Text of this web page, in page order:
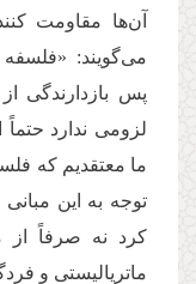
آن‌ها مقاومت
می‌گویند:
پس
لزومی ندارد حتماً
ما معتقدیم که
توجه به این
کرد نه صرفاً از
ماتریالیستی و